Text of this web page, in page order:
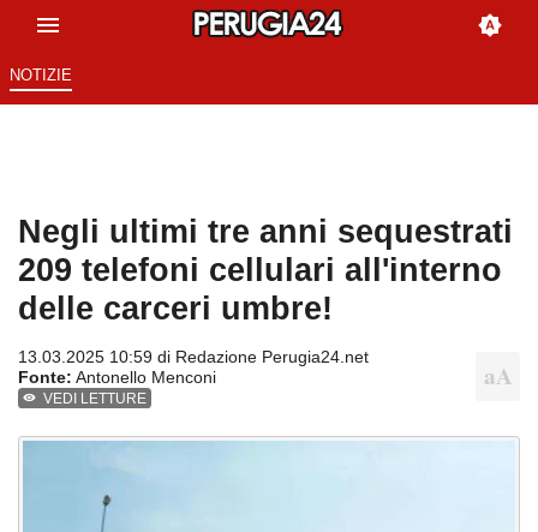
NOTIZIE
Negli ultimi tre anni sequestrati
209 telefoni cellulari all'interno
delle carceri umbre!
13.03.2025 10:59 di Redazione Perugia24.net
Fonte: Antonello Menconi
VEDI LETTURE